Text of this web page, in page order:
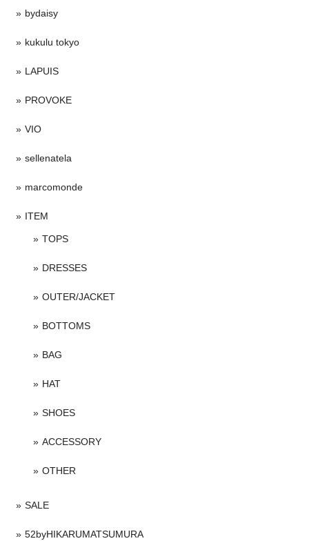
bydaisy
kukulu tokyo
LAPUIS
PROVOKE
VIO
sellenatela
marcomonde
ITEM
TOPS
DRESSES
OUTER/JACKET
BOTTOMS
BAG
HAT
SHOES
ACCESSORY
OTHER
SALE
52byHIKARUMATSUMURA